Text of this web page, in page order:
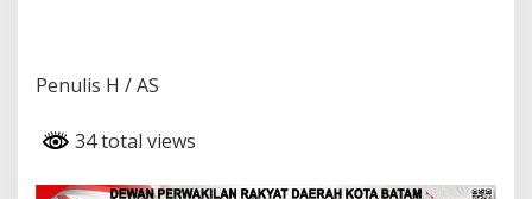
Penulis H / AS
34 total views